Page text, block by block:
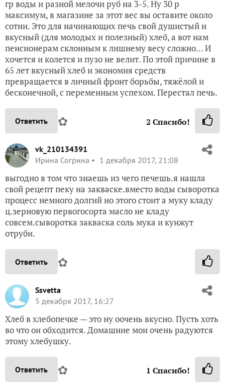
гр воды и разной мелочи руб на 3-5. Ну 30 р
максимум, в магазине за этот вес вы оставите около
сотни. Это для начинающих печь свой душистый и
вкусный (для молодых и полезный) хлеб, а вот нам
пенсионерам склонным к лишнему весу сложно… И
хочется и колется и пузо не велит. По этой причине в
65 лет вкусный хлеб и экономия средств
превращается в личный фронт борьбы, тяжёлой и
бесконечной, с переменным успехом. Перестал печь.
Ответить ✿ 2 Спасибо!
vk_210134391
Ирина Согрина
1 декабря 2017, 21:08
выгодно в том что знаешь из чего печешь.я нашла
свой рецепт пеку на закваске.вместо воды сыворотка
процесс немного долгий но этого стоит а муку кладу
ц.зерновую первогосорта масло не кладу
совсем.сыворотка закваска соль мука и кунжут
отруби.
Ответить ✿
Ssvetta
5 декабря 2017, 16:27
Хлеб в хлебопечке — это ну оочень вкусно. Пусть хоть
во что он обходится. Домашние мои очень радуются
этому хлебушку.
Ответить ✿ 1 Спасибо!